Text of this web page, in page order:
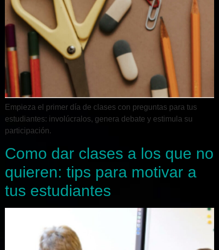
Empieza el primer día de clases con preguntas para tus
estudiantes: involúcralos, genera debate y estimula su
participación.
Como dar clases a los que no
quieren: tips para motivar a
tus estudiantes